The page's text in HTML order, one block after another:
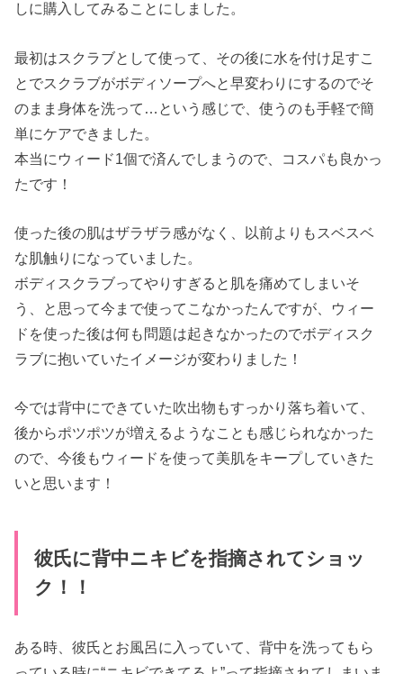
しに購入してみることにしました。
最初はスクラブとして使って、その後に水を付け足すこ
とでスクラブがボディソープへと早変わりにするのでそ
のまま身体を洗って…という感じで、使うのも手軽で簡
単にケアできました。
本当にウィード1個で済んでしまうので、コスパも良かっ
たです！
使った後の肌はザラザラ感がなく、以前よりもスベスベ
な肌触りになっていました。
ボディスクラブってやりすぎると肌を痛めてしまいそ
う、と思って今まで使ってこなかったんですが、ウィー
ドを使った後は何も問題は起きなかったのでボディスク
ラブに抱いていたイメージが変わりました！
今では背中にできていた吹出物もすっかり落ち着いて、
後からポツポツが増えるようなことも感じられなかった
ので、今後もウィードを使って美肌をキープしていきた
いと思います！
彼氏に背中ニキビを指摘されてショッ
ク！！
ある時、彼氏とお風呂に入っていて、背中を洗ってもら